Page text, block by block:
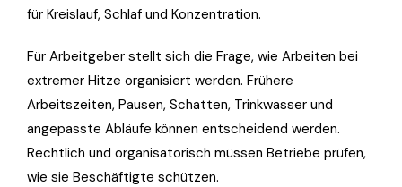
für Kreislauf, Schlaf und Konzentration.
Für Arbeitgeber stellt sich die Frage, wie Arbeiten bei
extremer Hitze organisiert werden. Frühere
Arbeitszeiten, Pausen, Schatten, Trinkwasser und
angepasste Abläufe können entscheidend werden.
Rechtlich und organisatorisch müssen Betriebe prüfen,
wie sie Beschäftigte schützen.